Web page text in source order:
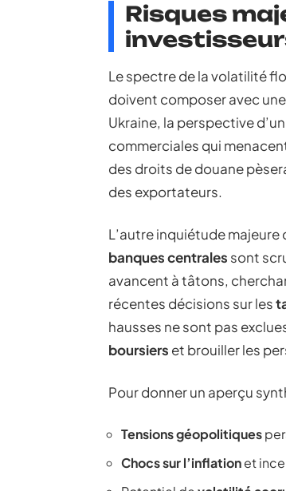
Risques
Le spectre de la volatilité
doivent composer avec
Ukraine, la perspective
commerciales qui
des droits de douane
des exportateurs.
L’autre inquiétude majeure
banques centrales sont
avancent à tâtons,
récentes décisions sur les
hausses ne sont pas
boursiers et brouiller les
Pour donner un aperçu
Tensions géopolitiques
Chocs sur l’inflationet